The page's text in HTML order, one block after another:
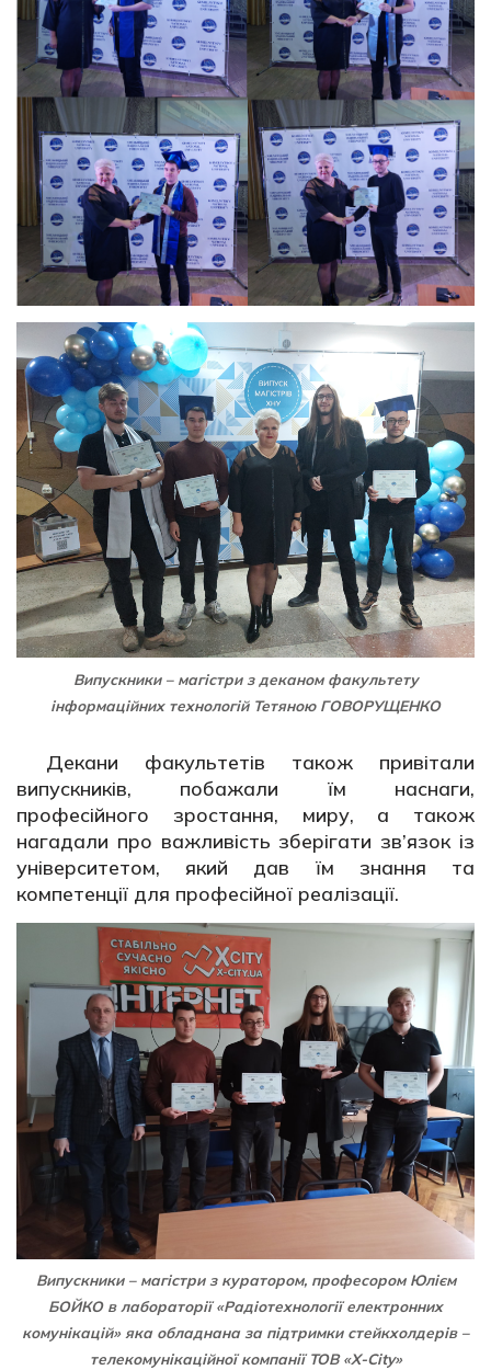
Випускники – магістри з деканом факультету
інформаційних технологій Тетяною ГОВОРУЩЕНКО
Декани факультетів також привітали
випускників, побажали їм наснаги,
професійного зростання, миру, а також
нагадали про важливість зберігати зв’язок із
університетом, який дав їм знання та
компетенції для професійної реалізації.
Випускники – магістри з куратором, професором Юлієм
БОЙКО в лабораторії «Радіотехнології електронних
комунікацій» яка обладнана за підтримки стейкхолдерів –
телекомунікаційної компанії ТОВ «X-City»